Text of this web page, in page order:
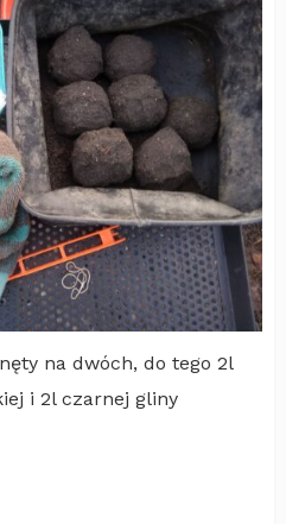
na dwóch, do tego 2l
i 2l czarnej gliny